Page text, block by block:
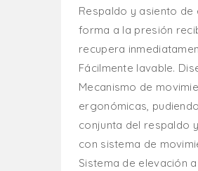
Respaldo y asiento
forma a la presión
recupera
Fácilmente lavable.
Mecanismo de
ergonómicas,
conjunta del respaldo
con sistema de
Sistema de elevación